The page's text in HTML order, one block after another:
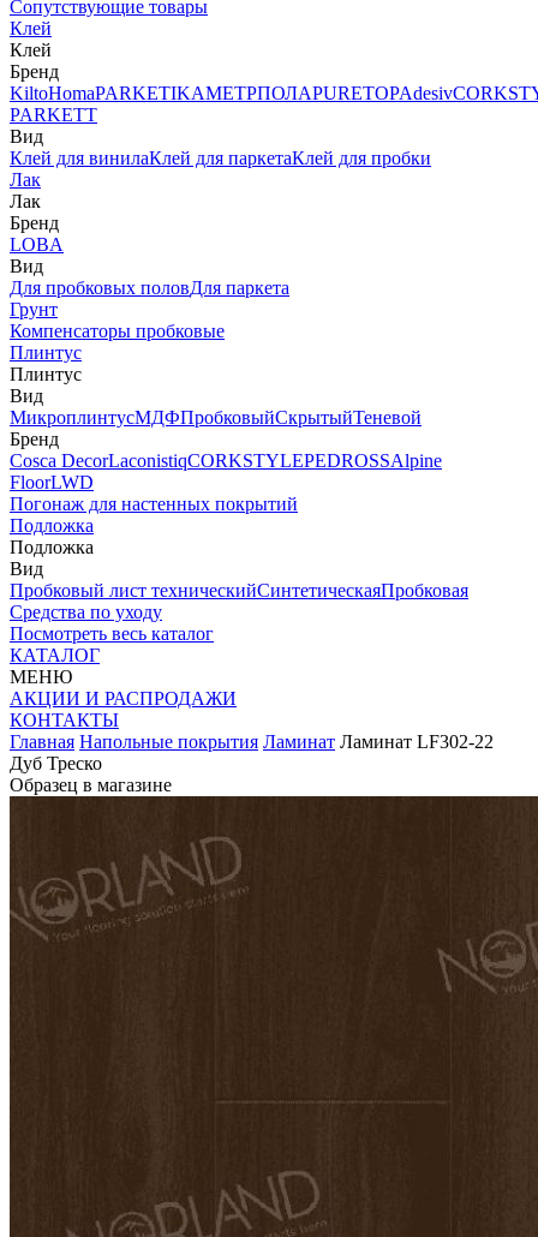
Сопутствующие товары
Клей
Клей
Бренд
KiltoHomaPARKETIKAМЕТРПОЛАPURETOPAdesiv
PARKETT
Вид
Клей для винилаКлей для паркетаКлей для пробки
Лак
Лак
Бренд
LOBA
Вид
Для пробковых половДля паркета
Грунт
Компенсаторы пробковые
Плинтус
Плинтус
Вид
МикроплинтусМДФПробковыйСкрытыйТеневой
Бренд
Cosca DecorLaconistiqCORKSTYLEPEDROSSAlpine
FloorLWD
Погонаж для настенных покрытий
Подложка
Подложка
Вид
Пробковый лист техническийСинтетическаяПробковая
Средства по уходу
Посмотреть весь каталог
КАТАЛОГ
МЕНЮ
АКЦИИ И РАСПРОДАЖИ
КОНТАКТЫ
Главная Напольные покрытия Ламинат Ламинат LF302-22
Дуб Треско
Образец в магазине